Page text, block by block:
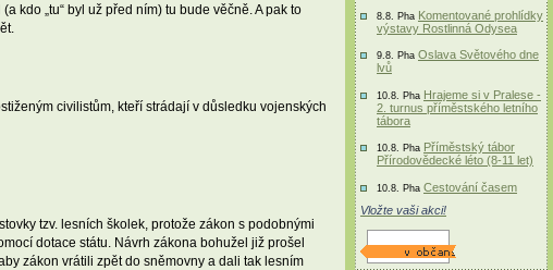
kdo „tu“ byl už před ním) tu bude věčně. A pak to
civilistům, kteří strádají v důsledku vojenských
tzv. lesních školek, protože zákon s podobnými
dotace státu. Návrh zákona bohužel již prošel
zákon vrátili zpět do sněmovny a dali tak lesním
8.8. Pha Komentované prohlídky
výstavy Rostlinná Odysea
9.8. Pha Oslava Světového dne
lvů
10.8. Pha Hrajeme si v Pralese -
2. turnus příměstského letního
tábora
10.8. Pha Příměstský tábor
Přírodovědecké léto (8-11 let)
10.8. Pha Cestování časem
Vložte vaši akci!